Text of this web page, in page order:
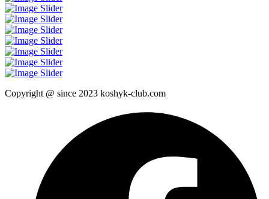
Copyright @ since 2023 koshyk-club.com